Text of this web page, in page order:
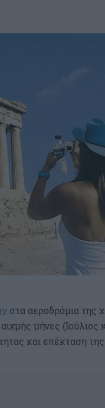
στα αεροδρόμια της
μήνες (Ιούλιος
και επέκταση της